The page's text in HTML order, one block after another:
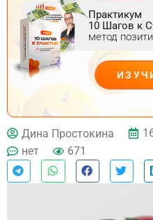
Практикум
10 Шагов к
метод
ДЕЙСТВУЙ
Дина Простокина
нет
671